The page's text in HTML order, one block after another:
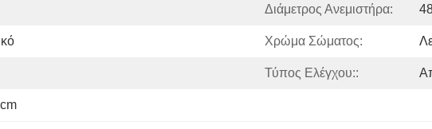
Διάμετρος Ανεμιστήρα:
Χρώμα Σώματος:
Τύπος Ελέγχου::